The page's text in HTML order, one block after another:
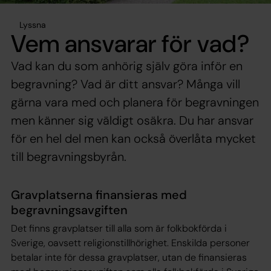
Lyssna
Vem ansvarar för vad?
Vad kan du som anhörig själv göra inför en
begravning? Vad är ditt ansvar? Många vill
gärna vara med och planera för begravningen
men känner sig väldigt osäkra. Du har ansvar
för en hel del men kan också överlåta mycket
till begravningsbyrån.
Gravplatserna finansieras med
begravningsavgiften
Det finns gravplatser till alla som är folkbokförda i
Sverige, oavsett religionstillhörighet. Enskilda personer
betalar inte för dessa gravplatser, utan de finansieras